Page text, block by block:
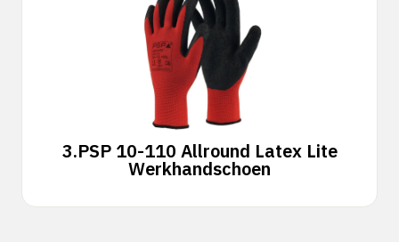
3.PSP 10-110 Allround Latex Lite
Werkhandschoen